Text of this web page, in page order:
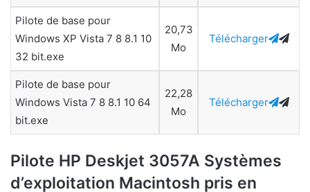
Pilote de base pour
Windows XP Vista 7 8 8.1 10
32 bit.exe
20,73
Mo
Télécharger
Pilote de base pour
Windows Vista 7 8 8.1 10 64
bit.exe
22,28
Mo
Télécharger
Pilote HP Deskjet 3057A Systèmes
d’exploitation Macintosh pris en